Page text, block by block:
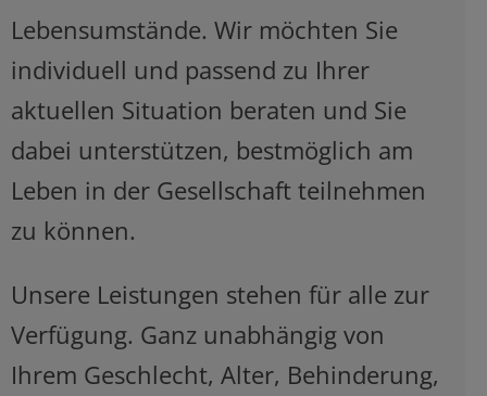
Lebensumstände. Wir möchten Sie
individuell und passend zu Ihrer
aktuellen Situation beraten und Sie
dabei unterstützen, bestmöglich am
Leben in der Gesellschaft teilnehmen
zu können.
Unsere Leistungen stehen für alle zur
Verfügung. Ganz unabhängig von
Ihrem Geschlecht, Alter, Behinderung,